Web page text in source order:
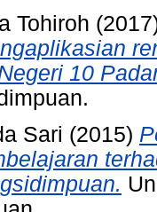
Tohiroh
10
Sari (2015)